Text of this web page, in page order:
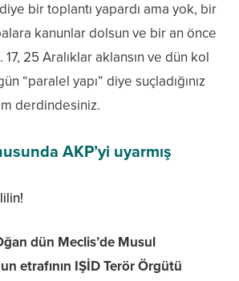
bir toplantı yapardı ama yok, bir
kanunlar dolsun ve bir an önce
25 Aralıklar aklansın ve dün kol
“paralel yapı” diye suçladığınız
derdindesiniz.
AKP’yi uyarmış
dün Meclis’de Musul
etrafının IŞİD Terör Örgütü